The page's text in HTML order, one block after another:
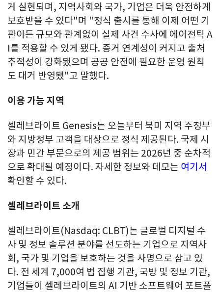
게 실현되며, 지역사회와 국가, 기업은 더욱 안전하게
보호받을 수 있다"며 "정식 출시를 통해 이제 어떤 기
관이든 규모와 관계없이 실제 사건 수사에 에이전틱 A
I를 적용할 수 있게 됐다. 증거 연계성이 커지고 출처
추적성이 강화됐으며 공공 안전에 필요한 운영 원칙
도 대거 반영됐"고 말했다.
이용 가능 지역
셀레브라이트 Genesis는 오늘부터 북미 지역 주정부
와 지방정부 고객을 대상으로 정식 제공된다. 국제 시
장과 민간 부문으로의 제공 범위는 2026년 중 순차적
으로 확대될 예정이다. 자세한 정보와 데모는 여기서
확인할 수 있다.
셀레브라이트 소개
셀레브라이트(Nasdaq: CLBT)는 글로벌 디지털 수
사 및 정보 솔루션 분야를 선도하는 기업으로 지역사
회 , 국가 및 기업을 보호하는 것을 사명으로 삼고 있
다. 전 세계 7,000여 법 집행 기관, 국방 및 정보 기관,
기업들이 셀레브라이트의 AI 기반 소프트웨어 포트폴